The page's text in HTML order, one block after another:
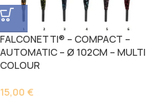
FALCONETTI® – COMPACT –
AUTOMATIC – Ø 102CM – MULTI
COLOUR
15,00 €